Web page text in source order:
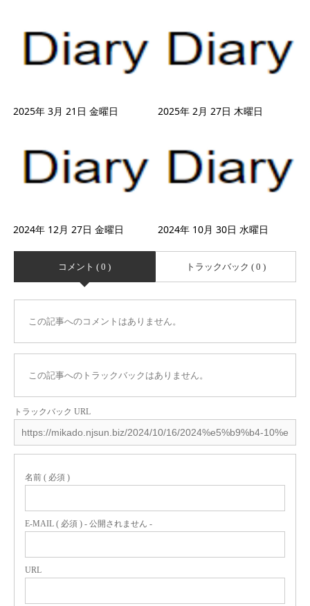
2025年 3月 21日 金曜日 2025年 2月 27日 木曜日
2024年 12月 27日 金曜日 2024年 10月 30日 水曜日
コメント ( 0 ) トラックバック ( 0 )
この記事へのコメントはありません。
この記事へのトラックバックはありません。
トラックバック URL
名前 ( 必須 )
E-MAIL ( 必須 ) - 公開されません -
URL